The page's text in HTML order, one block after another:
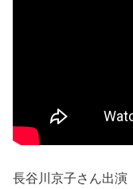
長谷川京子さん出演